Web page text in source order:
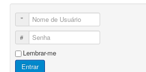
Nome de Usuário
Senha
Lembrar-me
Entrar